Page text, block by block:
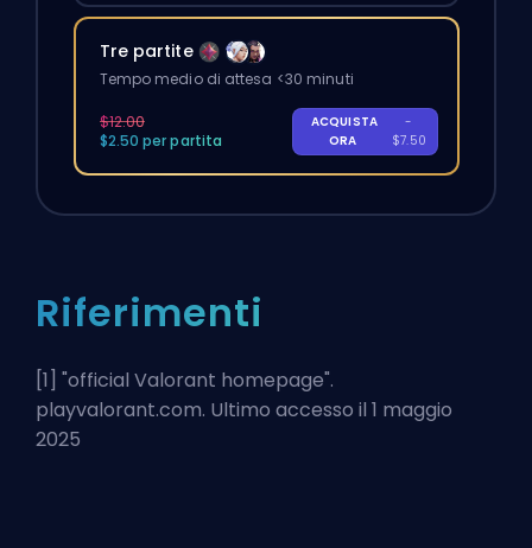
Tre partite
Tempo medio di attesa <30 minuti
$12.00
$2.50 per partita
ACQUISTA
ORA
-
$7.50
Riferimenti
[1] "official Valorant homepage".
playvalorant.com. Ultimo accesso il 1 maggio
2025